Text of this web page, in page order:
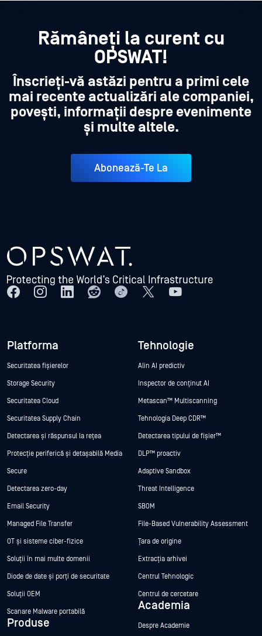
Rămâneți la curent cu
OPSWAT!
Înscrieți-vă astăzi pentru a primi cele
mai recente actualizări ale companiei,
povești, informații despre evenimente
și multe altele.
Abonează-Te La
Platforma
Securitatea fișierelor
Storage Security
Securitatea Cloud
Securitatea Supply Chain
Detectarea și răspunsul la rețea
Protecție periferică și detașabilă Media
Secure
Detectarea zero-day
Email Security
Managed File Transfer
OT și sisteme ciber-fizice
Soluții în mai multe domenii
Diode de date și porți de securitate
Soluții OEM
Scanare Malware portabilă
Produse
Tehnologie
Alin AI predictiv
Inspector de conținut AI
Metascan™ Multiscanning
Tehnologia Deep CDR™
Detectarea tipului de fișier™
DLP™ proactiv
Adaptive Sandbox
Threat Intelligence
SBOM
File-Based Vulnerability Assessment
Țara de origine
Extracția arhivei
Centrul Tehnologic
Centrul de cercetare
Academia
Despre Academie